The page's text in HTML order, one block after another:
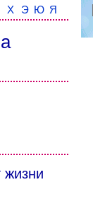
Х Э Ю Я
жизни